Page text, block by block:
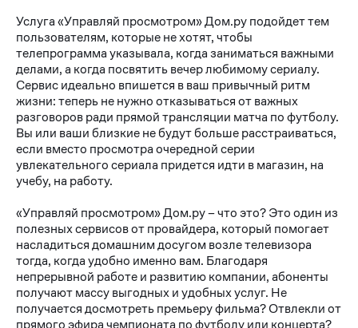
Услуга «Управляй просмотром» Дом.ру подойдет тем
пользователям, которые не хотят, чтобы
телепрограмма указывала, когда заниматься важными
делами, а когда посвятить вечер любимому сериалу.
Сервис идеально впишется в ваш привычный ритм
жизни: теперь не нужно отказываться от важных
разговоров ради прямой трансляции матча по футболу.
Вы или ваши близкие не будут больше расстраиваться,
если вместо просмотра очередной серии
увлекательного сериала придется идти в магазин, на
учебу, на работу.
«Управляй просмотром» Дом.ру – что это? Это один из
полезных сервисов от провайдера, который помогает
насладиться домашним досугом возле телевизора
тогда, когда удобно именно вам. Благодаря
непрерывной работе и развитию компании, абоненты
получают массу выгодных и удобных услуг. Не
получается досмотреть премьеру фильма? Отвлекли от
прямого эфира чемпионата по футболу или концерта?